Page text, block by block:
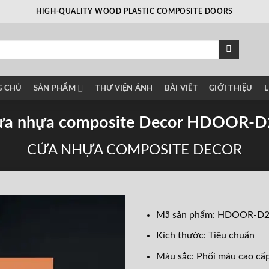
HIGH-QUALITY WOOD PLASTIC COMPOSITE DOORS
CHỦ SẢN PHẨM THƯ VIỆN ẢNH BÀI VIẾT GIỚI THIỆU
nhựa composite Decor HDOOR-
CỬA NHỰA COMPOSITE DECOR
Mã sản phẩm: HDOOR-
Kích thước: Tiêu chuẩn
Màu sắc: Phối màu cao